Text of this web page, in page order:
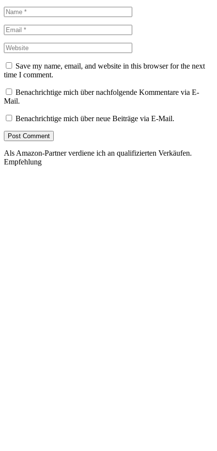
Save my name, email, and website in this browser for the next
time I comment.
Benachrichtige mich über nachfolgende Kommentare via E-
Mail.
Benachrichtige mich über neue Beiträge via E-Mail.
Als Amazon-Partner verdiene ich an qualifizierten Verkäufen.
Empfehlung